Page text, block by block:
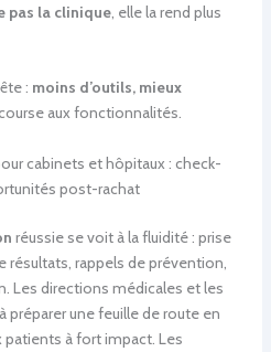
pas la clinique, elle la rend plus
: moins d’outils, mieux
aux fonctionnalités.
cabinets et hôpitaux : check-
post-rachat
réussie se voit à la fluidité : prise
résultats, rappels de prévention,
Les directions médicales et les
préparer une feuille de route en
patients à fort impact. Les